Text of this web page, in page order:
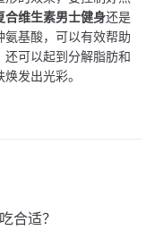
合维生素男士健身还是
基酸，可以有效帮助
还可以起到分解脂肪和
发出光彩。
合适？